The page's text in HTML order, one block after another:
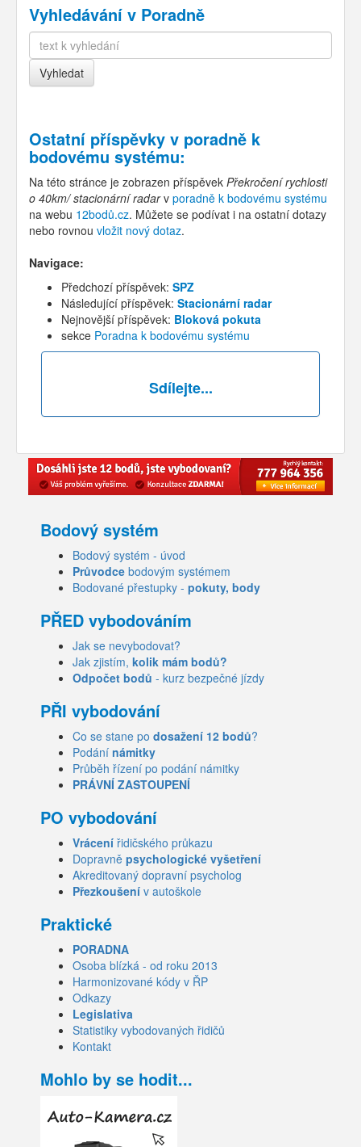
Vyhledávání v Poradně
Ostatní příspěvky v poradně k
bodovému systému:
Na této stránce je zobrazen příspěvek Překročení rychlosti
o 40km/ stacionární radarv poradně k bodovému systému
na webu 12bodů.cz. Můžete se podívat i na ostatní dotazy
nebo rovnou vložit nový dotaz.
Navigace:
Předchozí příspěvek: SPZ
Následující příspěvek: Stacionární radar
Nejnovější příspěvek: Bloková pokuta
sekce Poradna k bodovému systému
Sdílejte...
Bodový systém
Bodový systém - úvod
Průvodce bodovým systémem
Bodované přestupky - pokuty, body
PŘED vybodováním
Jak se nevybodovat?
Jak zjistím, kolik mám bodů?
Odpočet bodů - kurz bezpečné jízdy
PŘI vybodování
Co se stane po dosažení 12 bodů?
Podání námitky
Průběh řízení po podání námitky
PRÁVNÍ ZASTOUPENÍ
PO vybodování
Vrácení řidičského průkazu
Dopravně psychologické vyšetření
Akreditovaný dopravní psycholog
Přezkoušení v autoškole
Praktické
PORADNA
Osoba blízká - od roku 2013
Harmonizované kódy v ŘP
Odkazy
Legislativa
Statistiky vybodovaných řidičů
Kontakt
Mohlo by se hodit...